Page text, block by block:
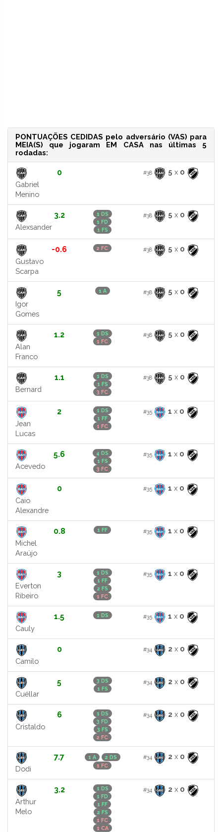
PONTUAÇÕES CEDIDAS pelo adversário (VAS) para
MEIA(S) que jogaram EM CASA nas últimas 5
rodadas:
Gabriel
Menino
0 #38 5 x 0
Alexsander
3.2
1 DS
1 FD
1 FS
#38 5 x 0
Gustavo
Scarpa
-0.6 2 FC #38 5 x 0
Igor
Gomes
5 1 A #38 5 x 0
Alan
Franco
1.2
1 DS
1 FC
#38 5 x 0
Bernard
1.1
1 DS
1 FS
3 FC
#38 5 x 0
Jean
Lucas
2
1 DS
1 FF
1 FC
#35 1 x 0
Acevedo
5.6
4 DS
1 FS
3 FC
#35 1 x 0
Caio
Alexandre
0 #35 1 x 0
Michel
Araújo
0.8 1 FF #35 1 x 0
Everton
Ribeiro
3
1 DS
1 FF
2 FS
1 FC
#35 1 x 0
Cauly
1.5 1 DS #35 1 x 0
Camilo
0 #34 2 x 0
Cuéllar
5
3 DS
1 FS
#34 2 x 0
Cristaldo
6
1 DS
3 FD
3 FS
2 FC
#34 2 x 0
Dodi
7.7 1 A
2 DS
1 FC
#34 2 x 0
Arthur
Melo
3.2
1 DS
1 FD
1 FF
2 FS
1 FC
1 CA
#34 2 x 0